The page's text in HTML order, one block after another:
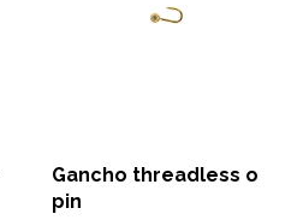
Gancho threadless o
pin